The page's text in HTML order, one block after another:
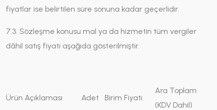
fiyatlar ise belirtilen süre sonuna kadar geçerlidir.
7.3. Sözleşme konusu mal ya da hizmetin tüm vergiler
dâhil satış fiyatı aşağıda gösterilmiştir.
Ürün Açıklaması Adet Birim Fiyatı
Ara Toplam
(KDV Dahil)